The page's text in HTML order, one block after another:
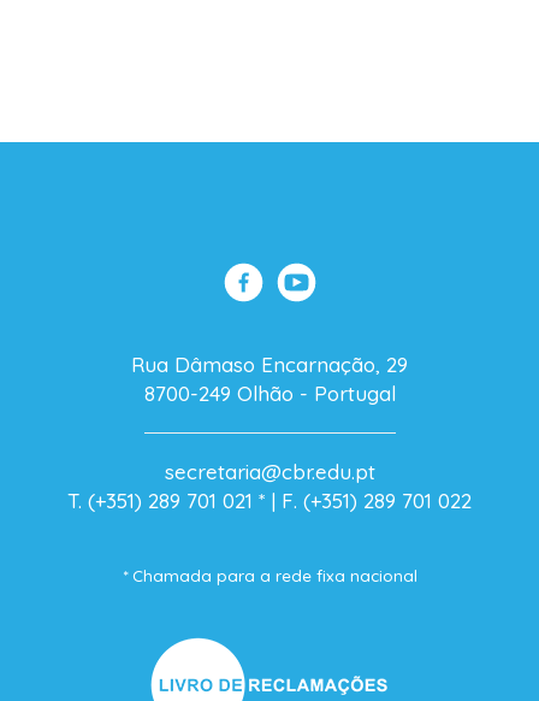
Rua Dâmaso Encarnação, 29
8700-249 Olhão - Portugal
secretaria@cbr.edu.pt
T. (+351) 289 701 021 * | F. (+351) 289 701 022
* Chamada para a rede fixa nacional